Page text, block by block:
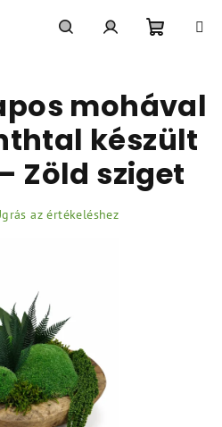
mohával
készült
Zöld sziget
az értékeléshez